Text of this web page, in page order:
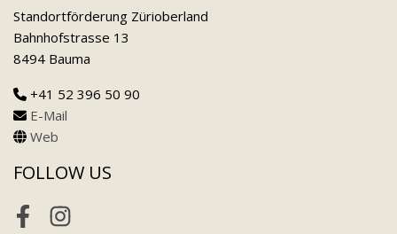
Standortförderung Zürioberland
Bahnhofstrasse 13
8494 Bauma
+41 52 396 50 90
E-Mail
Web
FOLLOW US
FacebookInstagram